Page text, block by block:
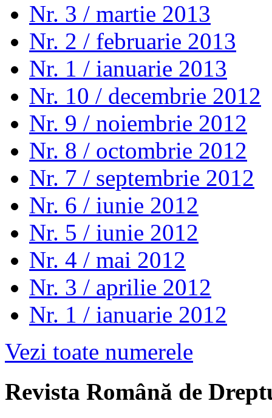
Nr. 3 / martie 2013
Nr. 2 / februarie 2013
Nr. 1 / ianuarie 2013
Nr. 10 / decembrie 2012
Nr. 9 / noiembrie 2012
Nr. 8 / octombrie 2012
Nr. 7 / septembrie 2012
Nr. 6 / iunie 2012
Nr. 5 / iunie 2012
Nr. 4 / mai 2012
Nr. 3 / aprilie 2012
Nr. 1 / ianuarie 2012
Vezi toate numerele
Revista Română de